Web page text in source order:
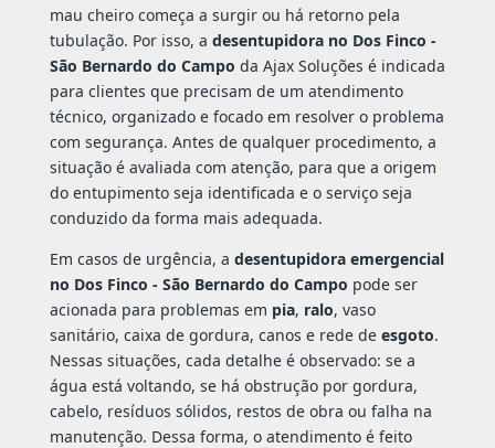
mau cheiro começa a surgir ou há retorno pela
tubulação. Por isso, a desentupidora no Dos Finco -
São Bernardo do Campo da Ajax Soluções é indicada
para clientes que precisam de um atendimento
técnico, organizado e focado em resolver o problema
com segurança. Antes de qualquer procedimento, a
situação é avaliada com atenção, para que a origem
do entupimento seja identificada e o serviço seja
conduzido da forma mais adequada.
Em casos de urgência, a desentupidora emergencial
no Dos Finco - São Bernardo do Campo pode ser
acionada para problemas em pia, ralo, vaso
sanitário, caixa de gordura, canos e rede de esgoto.
Nessas situações, cada detalhe é observado: se a
água está voltando, se há obstrução por gordura,
cabelo, resíduos sólidos, restos de obra ou falha na
manutenção. Dessa forma, o atendimento é feito